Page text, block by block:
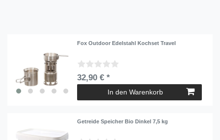
Fox Outdoor Edelstahl Kochset Travel
32,90 € *
In den Warenkorb
Getreide Speicher Bio Dinkel 7,5 kg